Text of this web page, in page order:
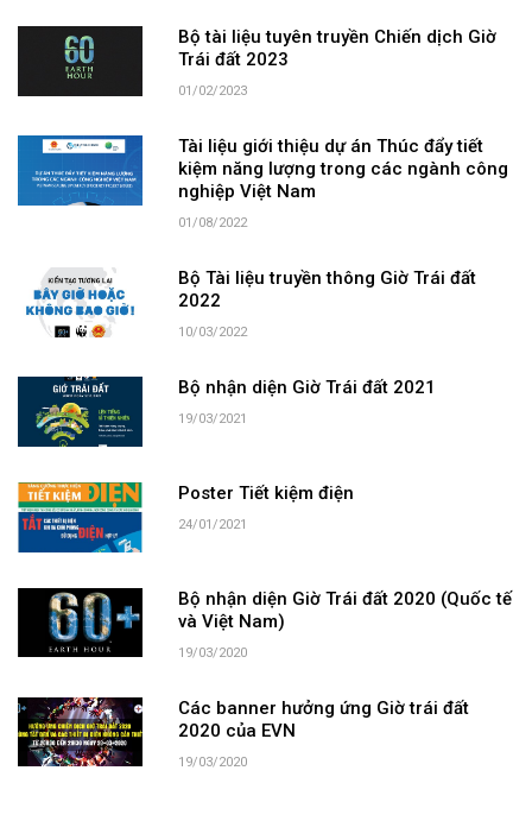
Bộ tài liệu tuyên truyền Chiến dịch Giờ
Trái đất 2023
01/02/2023
Tài liệu giới thiệu dự án Thúc đẩy tiết
kiệm năng lượng trong các ngành công
nghiệp Việt Nam
01/08/2022
Bộ Tài liệu truyền thông Giờ Trái đất
2022
10/03/2022
Bộ nhận diện Giờ Trái đất 2021
19/03/2021
Poster Tiết kiệm điện
24/01/2021
Bộ nhận diện Giờ Trái đất 2020 (Quốc tế
và Việt Nam)
19/03/2020
Các banner hưởng ứng Giờ trái đất
2020 của EVN
19/03/2020